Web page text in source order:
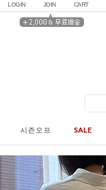
LOGIN JOIN CART
시즌오프 SALE